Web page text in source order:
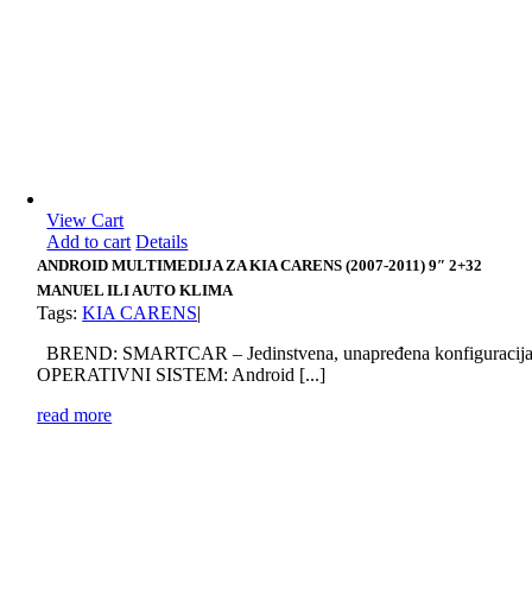
View Cart
Add to cart Details
ANDROID MULTIMEDIJA ZA KIA CARENS (2007-2011) 9″ 2+32
MANUEL ILI AUTO KLIMA
Tags:KIA CARENS|
BREND: SMARTCAR – Jedinstvena, unapređena
OPERATIVNI SISTEM: Android [...]
read more